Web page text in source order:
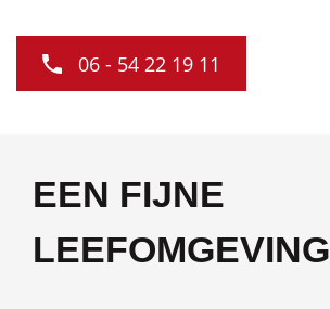
06 - 54 22 19 11
EEN FIJNE
LEEFOMGEVING